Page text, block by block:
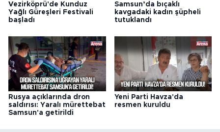
Vezirköprü'de Kunduz
Yağlı Güreşleri Festivali
başladı
Samsun’da bıçaklı
kavgadaki kadın şüpheli
tutuklandı
Rusya açıklarında dron
saldırısı: Yaralı mürettebat
Samsun'a getirildi
Yeni Parti Havza'da
resmen kuruldu